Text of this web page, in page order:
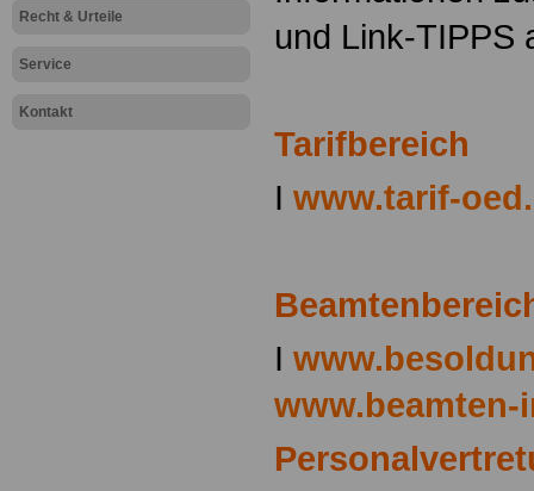
Recht & Urteile
Service
Kontakt
und Link-TIPPS
Tarifbereich
I www.tarif-
I